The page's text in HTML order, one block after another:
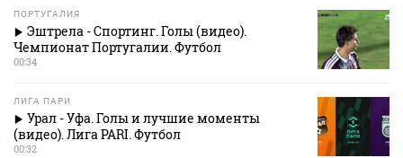
ПОРТУГАЛИЯ
Эштрела - Спортинг. Голы (видео).
Чемпионат Португалии. Футбол
00:34
ЛИГА ПАРИ
Урал - Уфа. Голы и лучшие моменты
(видео). Лига PARI. Футбол
00:32